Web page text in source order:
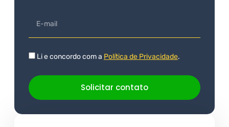
Li e concordo com a Política de Privacidade.
Solicitar contato